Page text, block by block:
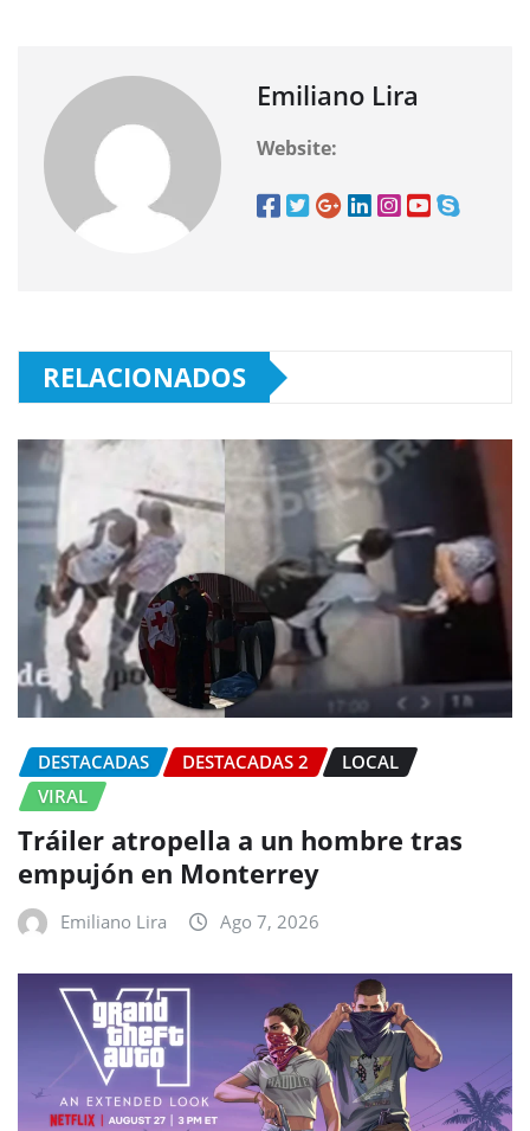
Emiliano Lira
Website:
RELACIONADOS
DESTACADAS DESTACADAS 2
LOCAL
VIRAL
Tráiler atropella a un hombre tras
empujón en Monterrey
Emiliano Lira Ago 7, 2026